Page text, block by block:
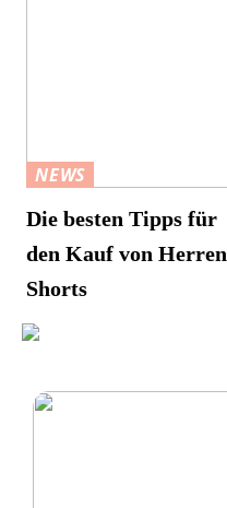
NEWS
Die besten Tipps für
den Kauf von Herren
Shorts